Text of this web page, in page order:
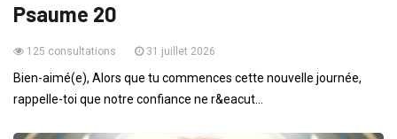
Psaume 20
125 consultations 31 juillet 2026
Bien-aimé(e), Alors que tu commences cette nouvelle journée,
rappelle-toi que notre confiance ne r&eacut...